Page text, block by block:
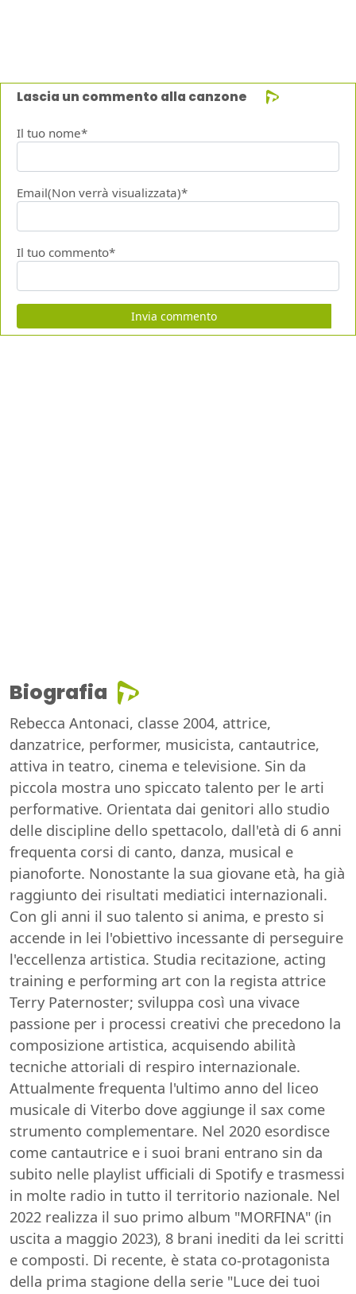
Lascia un commento alla canzone
Il tuo nome*
Email(Non verrà visualizzata)*
Il tuo commento*
Invia commento
Biografia
Rebecca Antonaci, classe 2004, attrice,
danzatrice, performer, musicista, cantautrice,
attiva in teatro, cinema e televisione. Sin da
piccola mostra uno spiccato talento per le arti
performative. Orientata dai genitori allo studio
delle discipline dello spettacolo, dall'età di 6 anni
frequenta corsi di canto, danza, musical e
pianoforte. Nonostante la sua giovane età, ha già
raggiunto dei risultati mediatici internazionali.
Con gli anni il suo talento si anima, e presto si
accende in lei l'obiettivo incessante di perseguire
l'eccellenza artistica. Studia recitazione, acting
training e performing art con la regista attrice
Terry Paternoster; sviluppa così una vivace
passione per i processi creativi che precedono la
composizione artistica, acquisendo abilità
tecniche attoriali di respiro internazionale.
Attualmente frequenta l'ultimo anno del liceo
musicale di Viterbo dove aggiunge il sax come
strumento complementare. Nel 2020 esordisce
come cantautrice e i suoi brani entrano sin da
subito nelle playlist ufficiali di Spotify e trasmessi
in molte radio in tutto il territorio nazionale. Nel
2022 realizza il suo primo album "MORFINA" (in
uscita a maggio 2023), 8 brani inediti da lei scritti
e composti. Di recente, è stata co-protagonista
della prima stagione della serie "Luce dei tuoi